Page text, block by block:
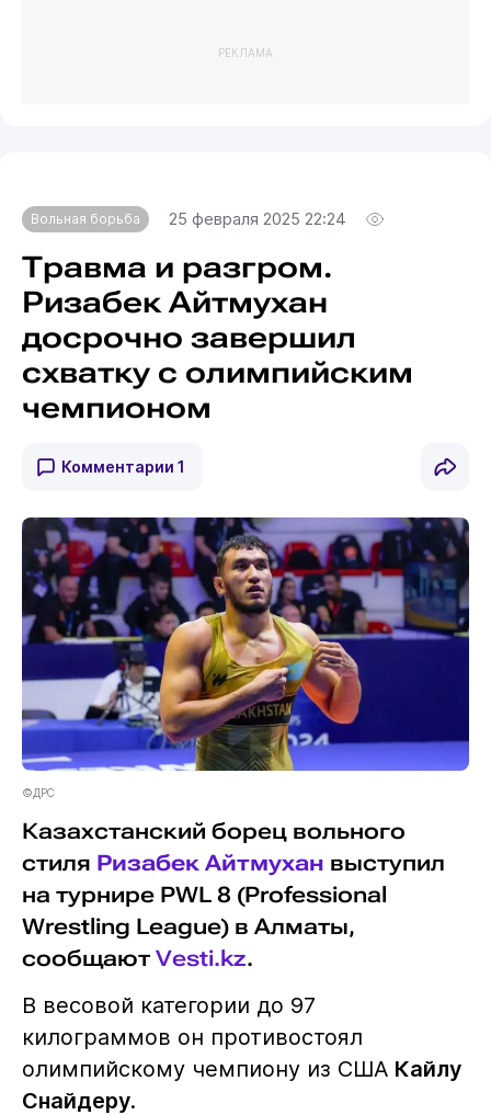
РЕКЛАМА
Вольная борьба 25 февраля 2025 22:24
Травма и разгром.
Ризабек Айтмухан
досрочно завершил
схватку с олимпийским
чемпионом
Комментарии 1
©ДРС
Казахстанский борец вольного
стиля Ризабек Айтмухан выступил
на турнире PWL 8 (Professional
Wrestling League) в Алматы,
сообщают Vesti.kz.
В весовой категории до 97
килограммов он противостоял
олимпийскому чемпиону из США Кайлу
Снайдеру.